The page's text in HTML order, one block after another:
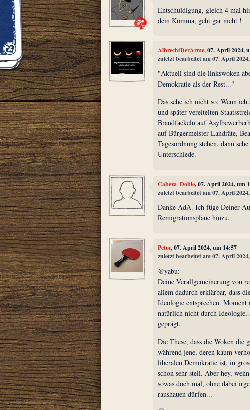
Entschuldigung, gleich 4 mal
dem Komma, geht gar nicht !
AlbrechtDerArme, 07. April 2024,
zuletzt bearbeitet am 07. April
"Aktuell sind die linkswoken
Demokratie als der Rest..."
Das sehe ich nicht so. Wenn
und später vereitelten
Brandfackeln auf
auf Bürgermeister Landräte,
Tagesordnung stehen, dann
Unterschiede.
Cabeza_Doble, 07. April 2024, um
zuletzt bearbeitet am 07. April
Danke AdA. Ich füge Deiner
Remigrationspläne hinzu.
Petor, 07. April 2024, um 14:57
zuletzt bearbeitet am 07. April
@yabu:
Deine Verallgemeinerung von
allem dadurch erklärbar, dass
Ideologie entsprechen.
natürlich nicht durch
geprägt.
Die These, dass die Woken die
während jene, deren kaum
liberalen Demokratie ist, in
schon sehr steil. Aber hey,
sowas doch mal, ohne dabei
raushauen dürfen...